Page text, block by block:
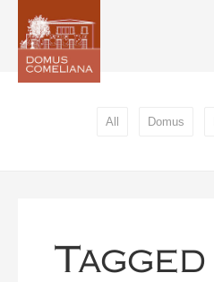
All Domus
Tagged